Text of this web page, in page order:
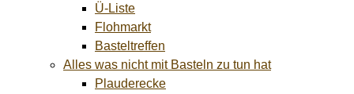
Ü-Liste
Flohmarkt
Basteltreffen
Alles was nicht mit Basteln zu tun hat
Plauderecke